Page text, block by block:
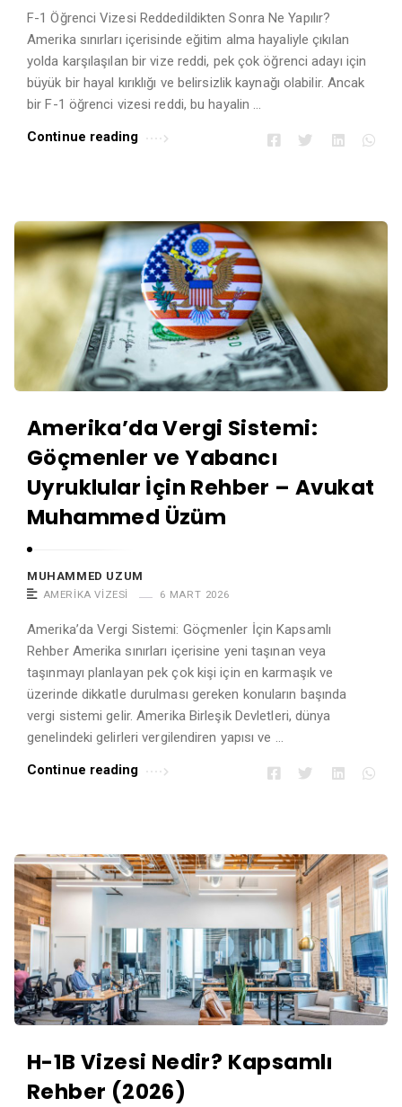
F-1 Öğrenci Vizesi Reddedildikten Sonra Ne Yapılır?
Amerika sınırları içerisinde eğitim alma hayaliyle çıkılan
yolda karşılaşılan bir vize reddi, pek çok öğrenci adayı için
büyük bir hayal kırıklığı ve belirsizlik kaynağı olabilir. Ancak
bir F-1 öğrenci vizesi reddi, bu hayalin …
Continue reading
Amerika’da Vergi Sistemi:
Göçmenler ve Yabancı
Uyruklular İçin Rehber – Avukat
Muhammed Üzüm
MUHAMMED UZUM
AMERIKA VIZESI 6 MART 2026
Amerika’da Vergi Sistemi: Göçmenler İçin Kapsamlı
Rehber Amerika sınırları içerisine yeni taşınan veya
taşınmayı planlayan pek çok kişi için en karmaşık ve
üzerinde dikkatle durulması gereken konuların başında
vergi sistemi gelir. Amerika Birleşik Devletleri, dünya
genelindeki gelirleri vergilendiren yapısı ve …
Continue reading
H-1B Vizesi Nedir? Kapsamlı
Rehber (2026)